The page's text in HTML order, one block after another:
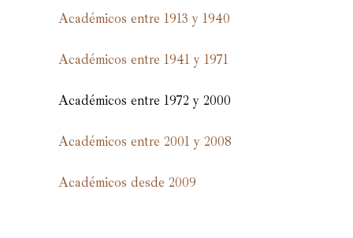
Académicos entre 1913 y 1940
Académicos entre 1941 y 1971
Académicos entre 1972 y 2000
Académicos entre 2001 y 2008
Académicos desde 2009